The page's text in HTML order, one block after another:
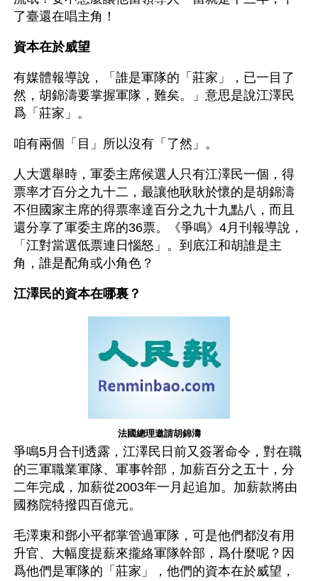
了臺還在唱主角！
資本在於威望
有媒體報導說，「誰是軍隊的「莊家」，已一目了
然，胡錦濤要掌握軍隊，難矣。」意思是說江澤民
爲「莊家」。
咱有兩個「目」所以沒有「了然」。
人大選舉時，軍委主席候選人只有江澤民一個，得
票率才百分之九十二，最讓他耿耿於懷的是胡錦濤
不但國家主席的得票率達百分之九十九點八，而且
還分享了軍委主席的36票。《爭鳴》4月刊報導說，
「江對當選低票連日惱怒」。到底江和胡誰是主
角，誰是配角或小角色？
江澤民的資本在哪裏？
法國總理邀請胡錦濤
爭鳴5月合刊透露，江澤民日前又簽署命令，對在職
的三軍職業軍隊、軍事幹部，加薪百分之五十，分
二年完成，加薪從2003年一月起追加。加薪款將由
國務院特撥四百億元。
毛澤東和鄧小平都掌管過軍隊，可是他們都沒有用
升官、大幅度提薪來攏絡軍隊幹部，爲什麼呢？因
爲他們是軍隊的「莊家」，他們的資本在於威望，